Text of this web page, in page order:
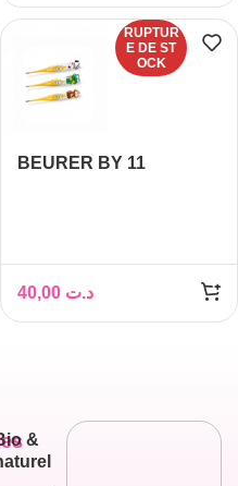
RUPTUR
E DE ST
OCK
BEURER BY 11
د.ت
&